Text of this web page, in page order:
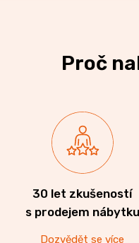
Proč
30 let zkušeností
s prodejem nábytku
Dozvědět se více